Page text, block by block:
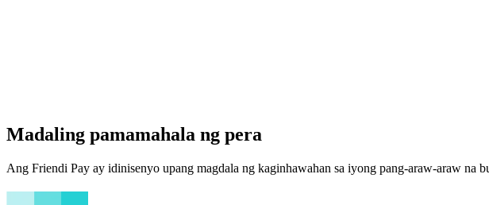
Madaling pamamahala ng pera
Ang Friendi Pay ay idinisenyo upang magdala ng kaginhawahan sa iyong pang-araw-araw na